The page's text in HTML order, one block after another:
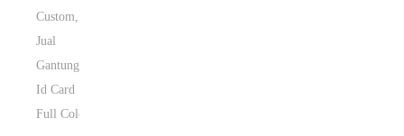
Custom
Jual
Gantungan
Id Card
Full Color